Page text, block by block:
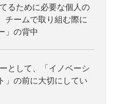
るために必要な個人の
チームで取り組む際に
」の背中
として、「イノベーシ
」の前に大切にしてい